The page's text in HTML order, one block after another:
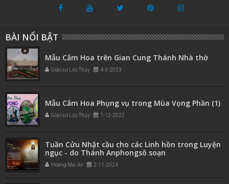
BÀI NỔI BẬT
Mẫu Cắm Hoa trên Gian Cung Thánh Nhà thờ
Giáo xứ Lộc Thủy 4-3-2023
Mẫu Cắm Hoa Phụng vụ trong Mùa Vọng Phần (1)
Giáo xứ Lộc Thủy 7-12-2022
Tuần Cửu Nhật cầu cho các Linh hồn trong Luyện
ngục - do Thánh Anphongsô soạn
Hoàng Mai An 2-11-2024